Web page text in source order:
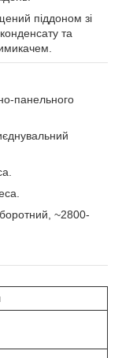
піддоном зі
та
панельного
~2800-